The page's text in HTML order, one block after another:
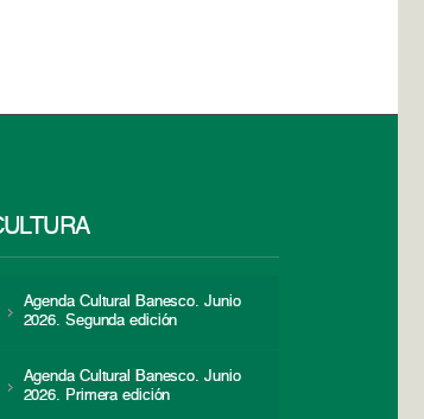
Agenda Cultural Banesco. Junio
2026. Segunda edición
Agenda Cultural Banesco. Junio
2026. Primera edición